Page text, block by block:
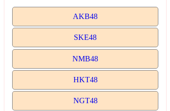
AKB48
SKE48
NMB48
HKT48
NGT48